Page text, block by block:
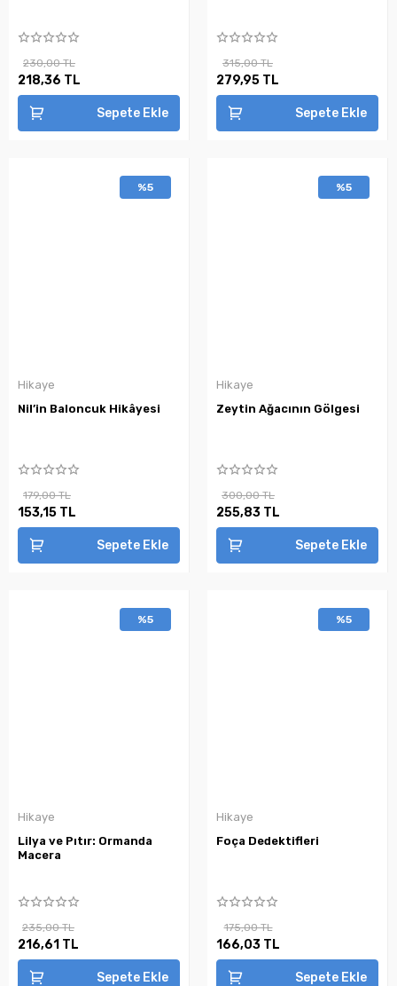
230,00 TL
218,36 TL
Sepete Ekle
315,00 TL
279,95 TL
Sepete Ekle
%5
Hikaye
Nil’in Baloncuk Hikâyesi
179,00 TL
153,15 TL
Sepete Ekle
%5
Hikaye
Zeytin Ağacının Gölgesi
300,00 TL
255,83 TL
Sepete Ekle
%5
Hikaye
Lilya ve Pıtır: Ormanda
Macera
235,00 TL
216,61 TL
Sepete Ekle
%5
Hikaye
Foça Dedektifleri
175,00 TL
166,03 TL
Sepete Ekle